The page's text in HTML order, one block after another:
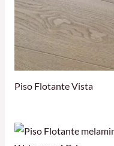
Piso Flotante Vista